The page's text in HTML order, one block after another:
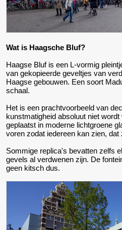
Wat is Haagsche Bluf?
Haagse Bluf is een L-vormig
van gekopieerde geveltjes van
Haagse gebouwen. Een soort
schaal.
Het is een prachtvoorbeeld van
kunstmatigheid absoluut niet
geplaatst in moderne lichtgroene
voren zodat iedereen kan zien, dat
Sommige replica's bevatten zelfs
gevels al verdwenen zijn. De
geen kitsch dus.